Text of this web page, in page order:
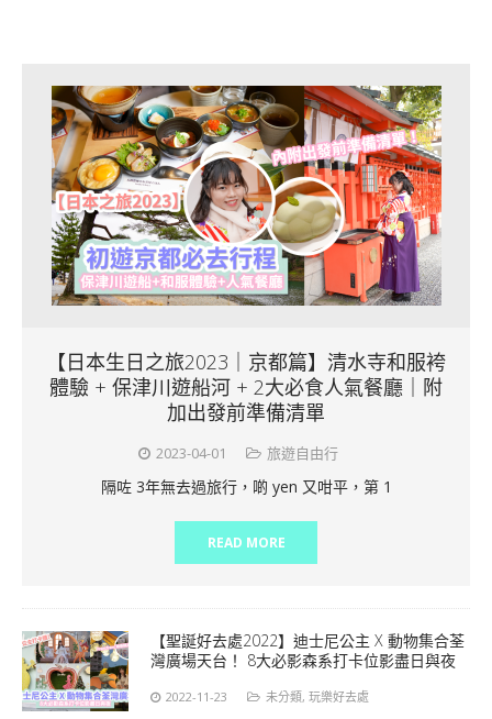
【日本生日之旅2023｜京都篇】清水寺和服袴
體驗 + 保津川遊船河 + 2大必食人氣餐廳｜附
加出發前準備清單
2023-04-01 旅遊自由行
隔咗 3年無去過旅行，啲 yen 又咁平，第 1
READ MORE
【聖誕好去處2022】迪士尼公主 X 動物集合荃
灣廣場天台！ 8大必影森系打卡位影盡日與夜
2022-11-23 未分類, 玩樂好去處